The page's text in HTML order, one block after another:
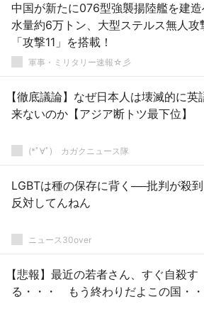
中国が新たに076型強襲揚陸艦を建
水量約6万トン、大型ステルス無人攻
「攻撃11」を搭載！
軍事・ミリタリー速報☆彡
【徹底議論】なぜ日本人は壊滅的に英
来ないのか【アジア断トツ最下位】
(*ﾟ∀ﾟ)ゞカガクニュース隊
LGBTは種の保存に背く──批判が殺
反対してんねん
ニュース30over
【悲報】最近の若者さん、すぐ自殺す
る・・・ もう終わりだよこの国・・